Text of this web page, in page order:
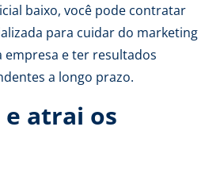
baixo, você pode contratar
para cuidar do marketing
empresa e ter resultados
a longo prazo.
e atrai os